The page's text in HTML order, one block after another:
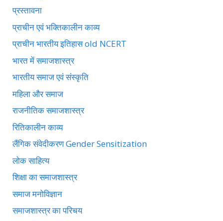
प्रस्तावना
प्राचीन एवं भक्तिकालीन काव्य
प्राचीन भारतीय इतिहास old NCERT
भारत में समाजशास्त्र
भारतीय समाज एवं संस्कृति
महिला और समाज
राजनीतिक समाजशास्त्र
रितिकालीन काव्य
लैंगिक संवेदीकरण Gender Sensitization
लोक साहित्य
शिक्षा का समाजशास्त्र
समाज मनोविज्ञान
समाजशास्त्र का परिचय